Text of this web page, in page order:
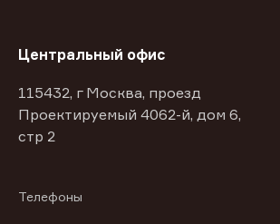
Центральный офис
115432, г Москва, проезд
Проектируемый 4062-й, дом 6,
стр 2
Телефоны